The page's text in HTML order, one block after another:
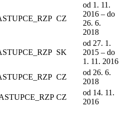
CZ
od 1. 11.
2016 – do
26. 6.
2018
SK
od 27. 1.
2015 – do
1. 11. 2016
CZ
od 26. 6.
2018
CZ
od 14. 11.
2016